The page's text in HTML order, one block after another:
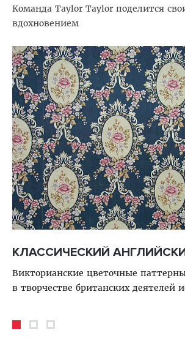
Команда Taylor Taylor поделится
вдохновением
КЛАССИЧЕСКИЙ
Викторианские цветочные
в творчестве британских деятелей